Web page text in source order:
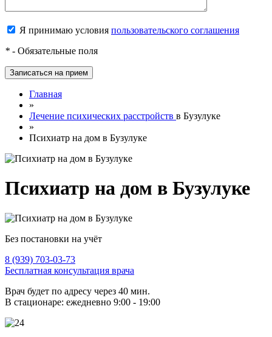
Я принимаю условия пользовательского соглашения
* - Обязательные поля
Главная
»
Лечение психических расстройств в Бузулуке
»
Психиатр на дом в Бузулуке
Психиатр на дом в Бузулуке
Без постановки на учёт
8 (939) 703-03-73
Бесплатная консультация врача
Врач будет по адресу через 40 мин.
В стационаре: ежедневно 9:00 - 19:00